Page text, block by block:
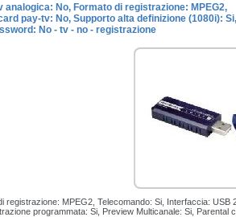
No, Formato di registrazione: MPEG2,
pay-tv: No, Supporto alta definizione (1080i): Si,
No - tv - no - registrazione
MPEG2, Telecomando: Si, Interfaccia: USB
programmata: Si, Preview Multicanale: Si, Parental